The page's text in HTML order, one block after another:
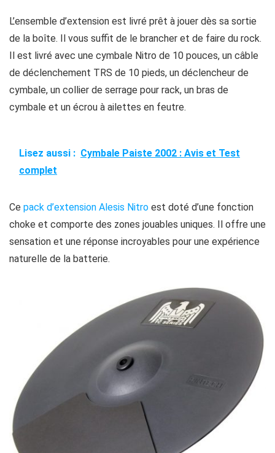
L’ensemble d’extension est livré prêt à jouer dès sa sortie
de la boîte. Il vous suffit de le brancher et de faire du rock.
Il est livré avec une cymbale Nitro de 10 pouces, un câble
de déclenchement TRS de 10 pieds, un déclencheur de
cymbale, un collier de serrage pour rack, un bras de
cymbale et un écrou à ailettes en feutre.
Lisez aussi : Cymbale Paiste 2002 : Avis et Test
complet
Ce pack d’extension Alesis Nitro est doté d’une fonction
choke et comporte des zones jouables uniques. Il offre une
sensation et une réponse incroyables pour une expérience
naturelle de la batterie.